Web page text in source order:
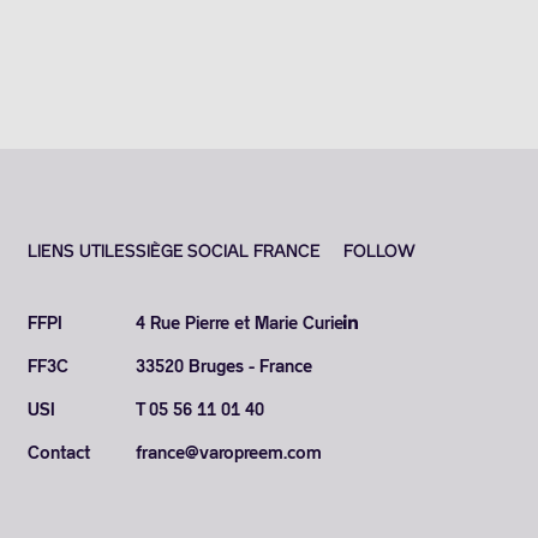
LIENS UTILES
FFPI
FF3C
USI
Contact
SIÈGE SOCIAL FRANCE
4 Rue Pierre et Marie Curie
33520 Bruges - France
T 05 56 11 01 40
france@varopreem.com
FOLLOW